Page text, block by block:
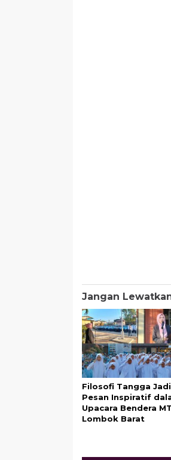
Jangan
Filosofi Tangga Jadi
Pesan Inspiratif
Upacara Bendera
Lombok Barat